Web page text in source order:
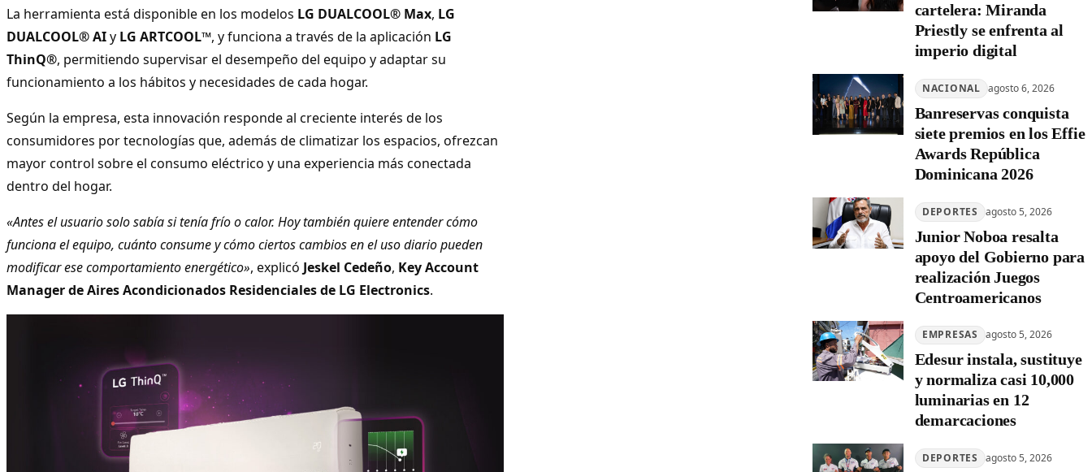
La herramienta está disponible en los modelos LG DUALCOOL® Max, LG
DUALCOOL® AIy LG ARTCOOL™, y funciona a través de la aplicación LG
ThinQ®, permitiendo supervisar el desempeño del equipo y adaptar su
funcionamiento a los hábitos y necesidades de cada hogar.
Según la empresa, esta innovación responde al creciente interés de los
consumidores por tecnologías que, además de climatizar los espacios, ofrezcan
mayor control sobre el consumo eléctrico y una experiencia más conectada
dentro del hogar.
«Antes el usuario solo sabía si tenía frío o calor. Hoy también quiere entender cómo
funciona el equipo, cuánto consume y cómo ciertos cambios en el uso diario pueden
modificar ese comportamiento energético», explicó Jeskel Cedeño, Key Account
Manager de Aires Acondicionados Residenciales de LG Electronics.
cartelera: Miranda
Priestly se enfrenta al
imperio digital
NACIONAL agosto 6, 2026
Banreservas conquista
siete premios en los Effie
Awards República
Dominicana 2026
DEPORTES agosto 5, 2026
Junior Noboa resalta
apoyo del Gobierno para
realización Juegos
Centroamericanos
EMPRESAS agosto 5, 2026
Edesur instala, sustituye
y normaliza casi 10,000
luminarias en 12
demarcaciones
DEPORTES agosto 5, 2026